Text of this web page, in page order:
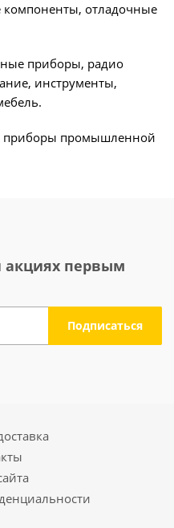
компоненты, отладочные
приборы, радио
инструменты,
приборы промышленной
акциях первым